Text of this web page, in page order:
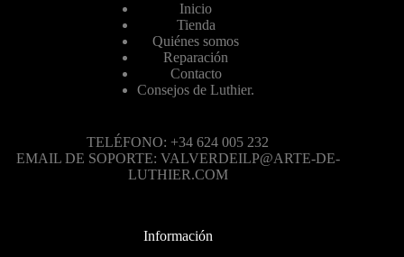
Inicio
Tienda
Quiénes somos
Reparación
Contacto
Consejos de Luthier.
TELÉFONO: +34 624 005 232
EMAIL DE SOPORTE: VALVERDEILP@ARTE-DE-
LUTHIER.COM
Información